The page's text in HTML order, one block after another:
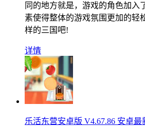
同的地方就是，游戏的角色加入
素使得整体的游戏氛围更加的轻
样的三国吧!
详情
乐活东营安卓版 V4.67.86 安卓最